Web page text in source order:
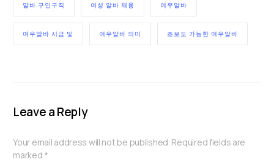
알바 구인구직 여성 알바 채용 여우알바
여우알바 시급 및 여우알바 의미 초보도 가능한 여우알바
Leave a Reply
Your email address will not be published. Required fields are
marked *